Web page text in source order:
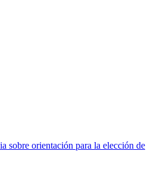
sobre orientación para la elección de